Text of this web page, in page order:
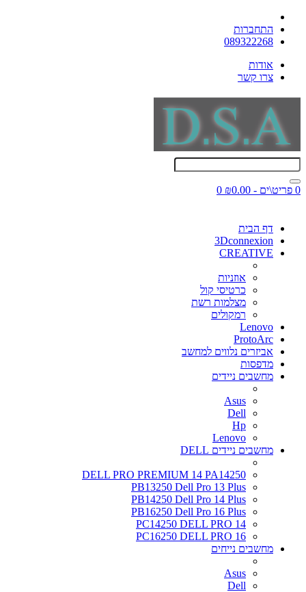
התחברות
089322268
אודות
צרו קשר
0 פריט\ים - ₪0.00 0
דף הבית
3Dconnexion
CREATIVE
אוזניות
כרטיסי קול
מצלמות רשת
רמקולים
Lenovo
ProtoArc
אביזרים נלווים למחשב
מדפסות
מחשבים ניידים
Asus
Dell
Hp
Lenovo
מחשבים ניידים DELL
DELL PRO PREMIUM 14 PA14250
PB13250 Dell Pro 13 Plus
PB14250 Dell Pro 14 Plus
PB16250 Dell Pro 16 Plus
PC14250 DELL PRO 14
PC16250 DELL PRO 16
מחשבים נייחים
Asus
Dell